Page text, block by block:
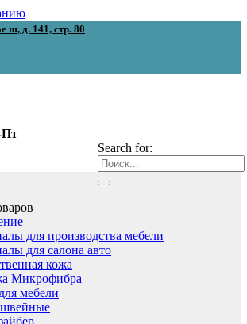
ш, д. 141, стр. 80
Пт
Search for:
для производства мебели
для салона авто
кожа
Микрофибра
мебели